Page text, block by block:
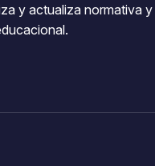
y actualiza normativa y